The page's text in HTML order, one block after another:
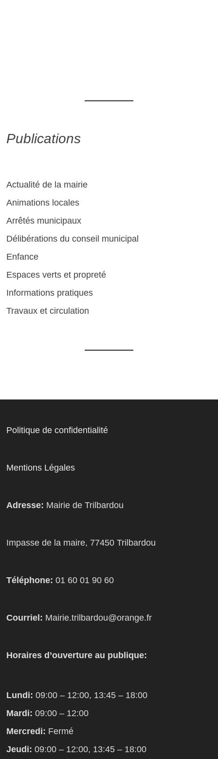
Publications
Actualité de la mairie
Animations locales
Arrêtés municipaux
Délibérations du conseil municipal
Enfance
Espaces verts et propreté
Informations pratiques
Travaux et circulation
Politique de confidentialité
Mentions Légales
Adresse: Mairie de Trilbardou
Impasse de la maire, 77450 Trilbardou
Téléphone: 01 60 01 90 60
Courriel: Mairie.trilbardou@orange.fr
Horaires d’ouverture au publique:
Lundi: 09:00 – 12:00, 13:45 – 18:00
Mardi: 09:00 – 12:00
Mercredi: Fermé
Jeudi: 09:00 – 12:00, 13:45 – 18:00